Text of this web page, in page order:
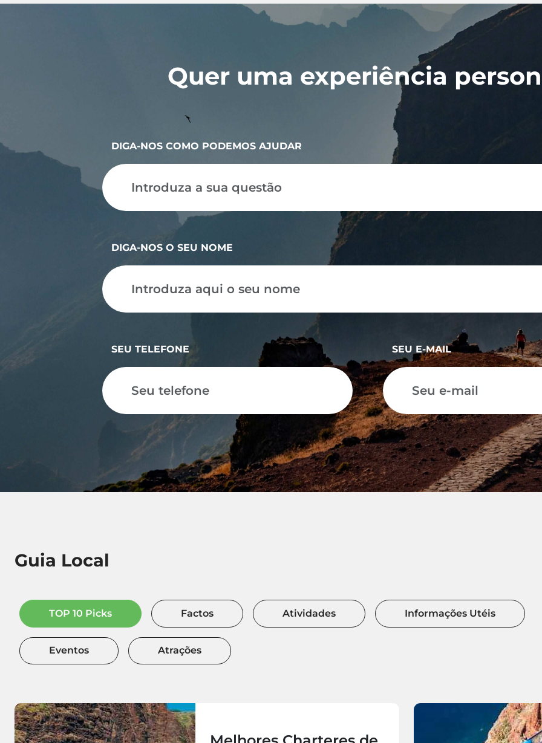
Quer uma experiência
DIGA-NOS COMO PODEMOS AJUDAR
DIGA-NOS O SEU NOME
SEU TELEFONE SEU E-MAIL
Guia Local
TOP 10 Picks Factos Atividades Informações Utéis
Eventos Atrações